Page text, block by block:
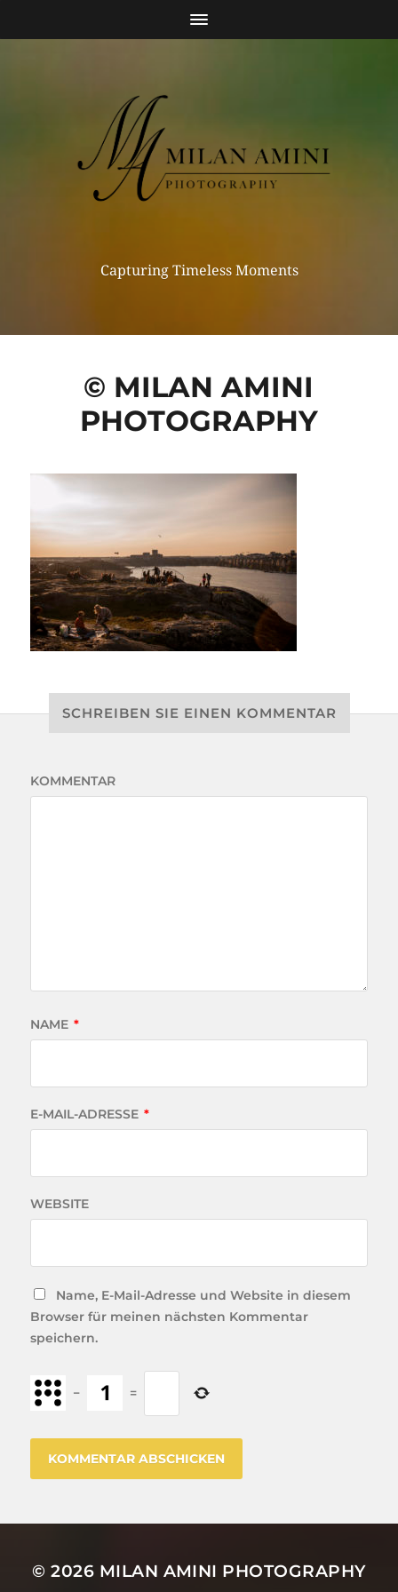
Capturing Timeless Moments
© MILAN AMINI
PHOTOGRAPHY
SCHREIBEN SIE EINEN KOMMENTAR
KOMMENTAR
NAME *
E-MAIL-ADRESSE *
WEBSITE
Name, E-Mail-Adresse und Website in diesem
Browser für meinen nächsten Kommentar
speichern.
− =
© 2026 MILAN AMINI PHOTOGRAPHY